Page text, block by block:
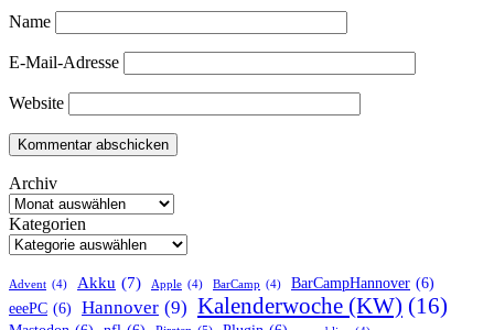
Name
E-Mail-Adresse
Website
Archiv
Kategorien
Advent (4) Akku (7) Apple (4) BarCamp (4) BarCampHannover (6)
eeePC (6) Hannover (9) Kalenderwoche (KW) (16)